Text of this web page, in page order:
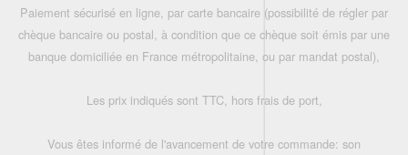
Paiement sécurisé en ligne, par carte bancaire (possibilité de régler par
chèque bancaire ou postal, à condition que ce chèque soit émis par une
banque domiciliée en France métropolitaine, ou par mandat postal),
Les prix indiqués sont TTC, hors frais de port,
Vous êtes informé de l'avancement de votre commande: son